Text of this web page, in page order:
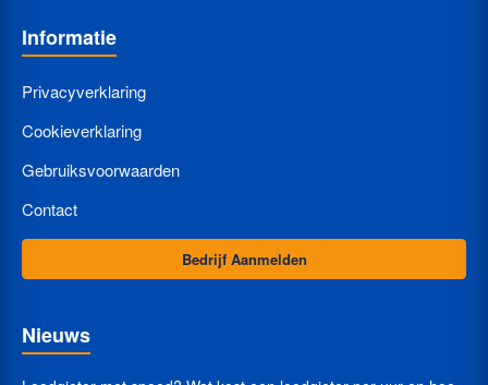
Informatie
Privacyverklaring
Cookieverklaring
Gebruiksvoorwaarden
Contact
Bedrijf Aanmelden
Nieuws